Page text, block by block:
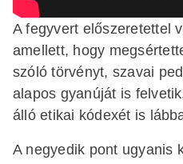
A fegyvert előszeretettel
amellett, hogy
szóló törvényt, szavai
alapos gyanúját is
álló etikai kódexét is
A negyedik pont ugyanis